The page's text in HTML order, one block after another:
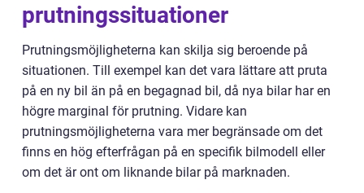
prutningssituationer
Prutningsmöjligheterna kan skilja sig beroende på
situationen. Till exempel kan det vara lättare att pruta
på en ny bil än på en begagnad bil, då nya bilar har en
högre marginal för prutning. Vidare kan
prutningsmöjligheterna vara mer begränsade om det
finns en hög efterfrågan på en specifik bilmodell eller
om det är ont om liknande bilar på marknaden.